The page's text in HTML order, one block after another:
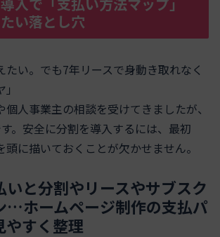
い落とし穴
たい。でも7年リースで身動き取れなく
人事業主の相談を受けてきましたが、
。安全に分割を導入するには、最初
頭に描いておくことが欠かせません。
いと分割やリースやサブスク
…ホームページ制作の支払パ
やすく整理